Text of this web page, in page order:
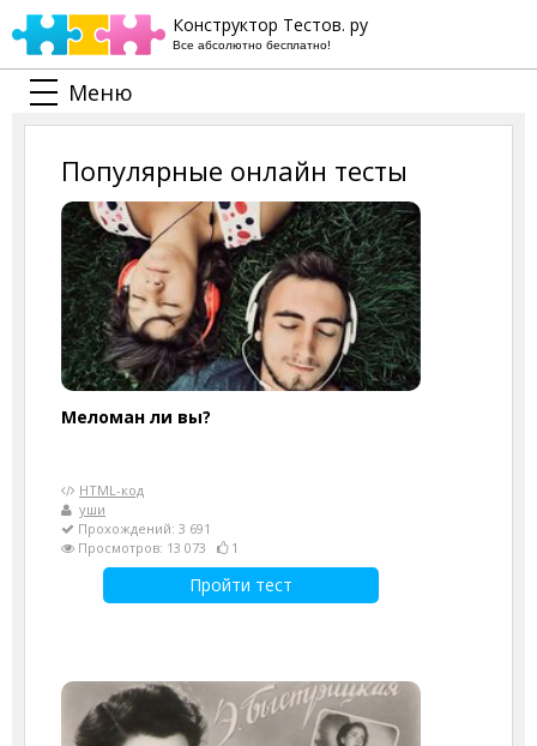
Конструктор Тестов. ру
Все абсолютно бесплатно!
Меню
Популярные онлайн тесты
Меломан ли вы?
HTML-код
уши
Прохождений: 3 691
Просмотров: 13 073
1
Пройти тест